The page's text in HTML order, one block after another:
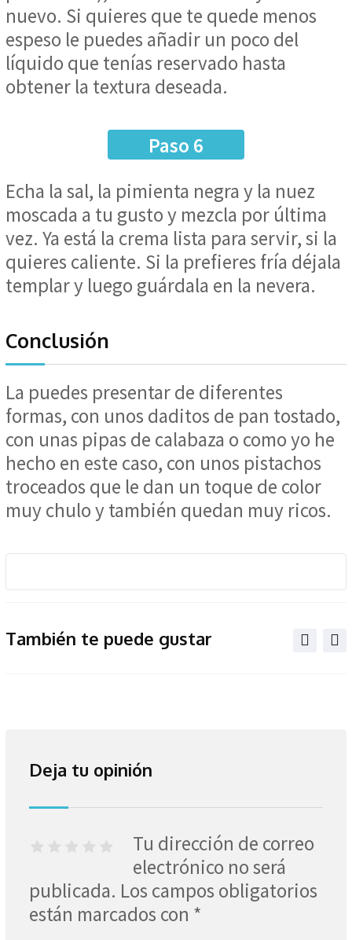
nuevo. Si quieres que te quede menos
espeso le puedes añadir un poco del
líquido que tenías reservado hasta
obtener la textura deseada.
Paso 6
Echa la sal, la pimienta negra y la nuez
moscada a tu gusto y mezcla por última
vez. Ya está la crema lista para servir, si la
quieres caliente. Si la prefieres fría déjala
templar y luego guárdala en la nevera.
Conclusión
La puedes presentar de diferentes
formas, con unos daditos de pan tostado,
con unas pipas de calabaza o como yo he
hecho en este caso, con unos pistachos
troceados que le dan un toque de color
muy chulo y también quedan muy ricos.
También te puede gustar
Deja tu opinión
Tu dirección de correo
electrónico no será
publicada. Los campos obligatorios
están marcados con *